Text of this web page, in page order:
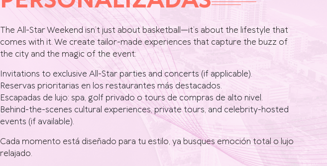
The All-Star Weekend isn’t just about basketball—it’s about the lifestyle that
comes with it. We create tailor-made experiences that capture the buzz of
the city and the magic of the event:
Invitations to exclusive All-Star parties and concerts (if applicable).
Reservas prioritarias en los restaurantes más destacados.
Escapadas de lujo: spa, golf privado o tours de compras de alto nivel.
Behind-the-scenes cultural experiences, private tours, and celebrity-hosted
events (if available).
Cada momento está diseñado para tu estilo, ya busques emoción total o lujo
relajado.